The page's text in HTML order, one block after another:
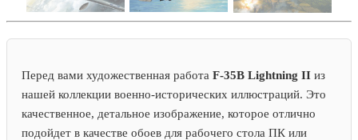
Перед вами художественная работа F-35B Lightning II из
нашей коллекции военно-исторических иллюстраций. Это
качественное, детальное изображение, которое отлично
подойдет в качестве обоев для рабочего стола ПК или